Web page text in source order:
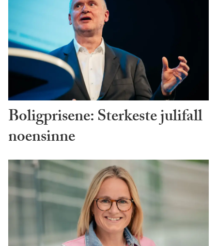
Boligprisene: Sterkeste julifall
noensinne